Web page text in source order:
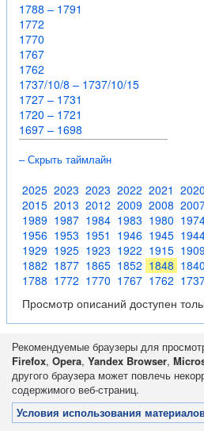
1788 – 1791
1772
1770
1767
1762
1737/10/8 – 1737/10/15
1727 – 1731
1720 – 1721
1697 – 1698
– Скрыть таймлайн
2025 2023 2023 2022 2021 2020
2015 2013 2012 2009 2008
1989 1987 1984 1983 1980
1956 1953 1951 1946 1945
1929 1925 1923 1922 1915
1882 1877 1865 1852 1848 1840
1788 1772 1770 1767 1762
Просмотр описаний доступен
Рекомендуемые браузеры для
Firefox, Opera, Yandex Browser,
другого браузера может повлечь
содержимого веб-страниц.
Условия использования